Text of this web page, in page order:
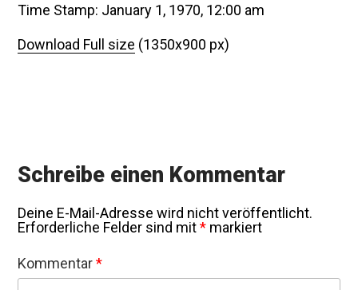
Time Stamp: January 1, 1970, 12:00 am
Download Full size (1350x900 px)
Schreibe einen Kommentar
Deine E-Mail-Adresse wird nicht veröffentlicht.
Erforderliche Felder sind mit* markiert
Kommentar*